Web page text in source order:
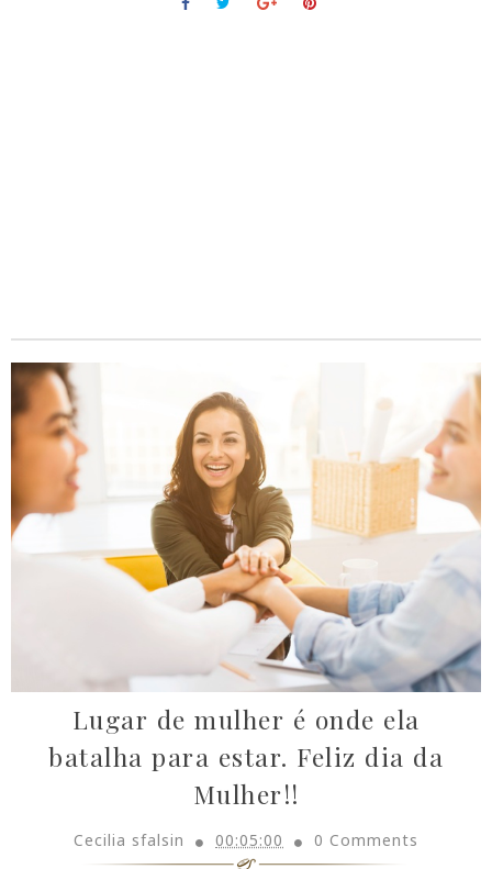
Lugar de mulher é onde ela
batalha para estar. Feliz dia da
Mulher!!
Cecilia sfalsin 00:05:00 0 Comments